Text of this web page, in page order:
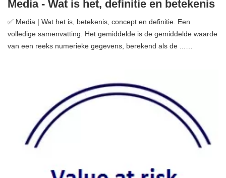
Media - Wat is het, definitie en betekenis
✅ Media | Wat het is, betekenis, concept en definitie. Een
volledige samenvatting. Het gemiddelde is de gemiddelde waarde
van een reeks numerieke gegevens, berekend als de ...…